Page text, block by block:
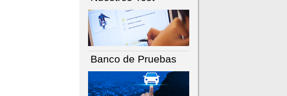
Banco de Pruebas